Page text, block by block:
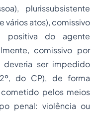
plurissubsistente
vários atos), comissivo
positiva do agente
comissivo por
deveria ser impedido
do CP), de forma
pelos meios
penal: violência ou